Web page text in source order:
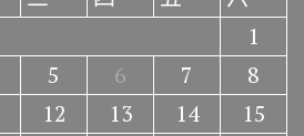
1
5 6 7
8
12 13 14
15